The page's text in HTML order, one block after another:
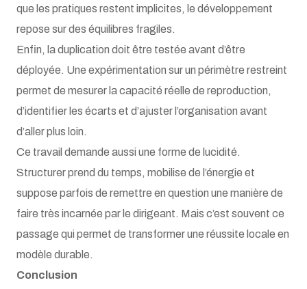
que les pratiques restent implicites, le développement
repose sur des équilibres fragiles.
Enfin, la duplication doit être testée avant d’être
déployée. Une expérimentation sur un périmètre restreint
permet de mesurer la capacité réelle de reproduction,
d’identifier les écarts et d’ajuster l’organisation avant
d’aller plus loin.
Ce travail demande aussi une forme de lucidité.
Structurer prend du temps, mobilise de l’énergie et
suppose parfois de remettre en question une manière de
faire très incarnée par le dirigeant. Mais c’est souvent ce
passage qui permet de transformer une réussite locale en
modèle durable.
Conclusion